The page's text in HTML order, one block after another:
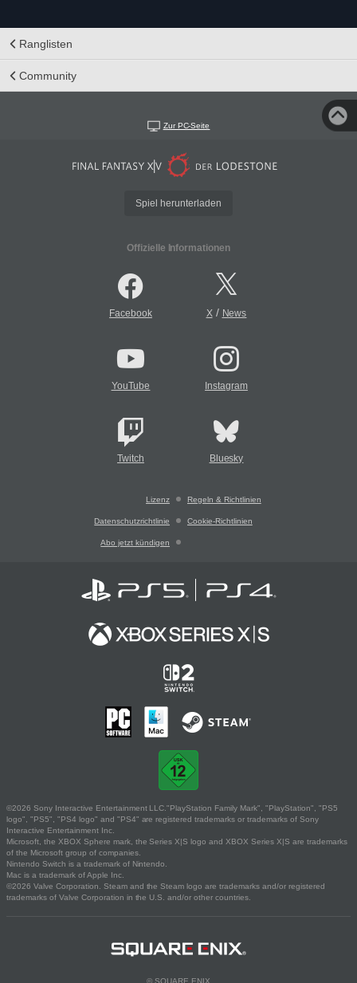
Ranglisten
Community
Zur PC-Seite
Spiel herunterladen
Offizielle Informationen
Facebook X/ News
YouTube Instagram
Twitch Bluesky
Lizenz Regeln & Richtlinien
Datenschutzrichtlinie Cookie-Richtlinien
Abo jetzt kündigen
©2026 Sony Interactive Entertainment LLC."PlayStation Family Mark", "PlayStation", "PS5
logo", "PS5", "PS4 logo" and "PS4" are registered trademarks or trademarks of Sony
Interactive Entertainment Inc.
Microsoft, the XBOX Sphere mark, the Series X|S logo and XBOX Series X|S are trademarks
of the Microsoft group of companies.
Nintendo Switch is a trademark of Nintendo.
Mac is a trademark of Apple Inc.
©2026 Valve Corporation. Steam and the Steam logo are trademarks and/or registered
trademarks of Valve Corporation in the U.S. and/or other countries.
© SQUARE ENIX